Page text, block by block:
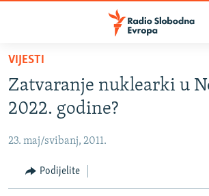
Pređite
glavni
sadržaj
na
navigaciju
Pređite
BOSNA I HERCEGOVINA
KOSOVO
CRNA GORA
VIJESTI
Zatvaranje nuklearki u
2022. godine?
23. maj/svibanj, 2011.
Podijelite